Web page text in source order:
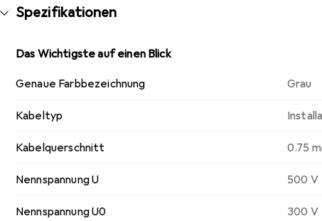
Spezifikationen
Das Wichtigste auf einen Blick
Genaue Farbbezeichnung Grau
Kabeltyp
Kabelquerschnitt 0.75
Nennspannung U 500 V
Nennspannung U0 300 V